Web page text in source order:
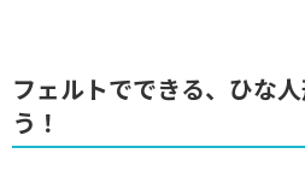
フェルトでできる、ひな
う！